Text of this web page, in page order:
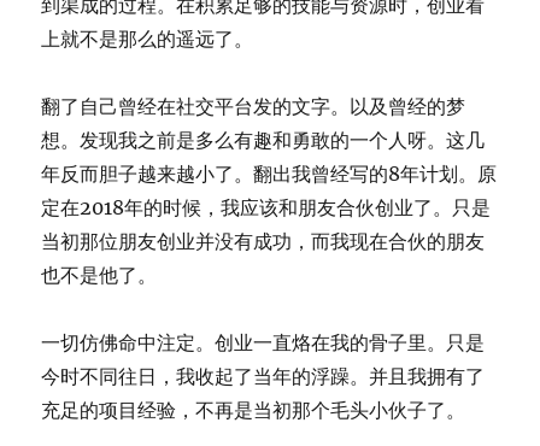
到渠成的过程。在积累足够的技能与资源时，创业看
上就不是那么的遥远了。
翻了自己曾经在社交平台发的文字。以及曾经的梦
想。发现我之前是多么有趣和勇敢的一个人呀。这几
年反而胆子越来越小了。翻出我曾经写的8年计划。原
定在2018年的时候，我应该和朋友合伙创业了。只是
当初那位朋友创业并没有成功，而我现在合伙的朋友
也不是他了。
一切仿佛命中注定。创业一直烙在我的骨子里。只是
今时不同往日，我收起了当年的浮躁。并且我拥有了
充足的项目经验，不再是当初那个毛头小伙子了。